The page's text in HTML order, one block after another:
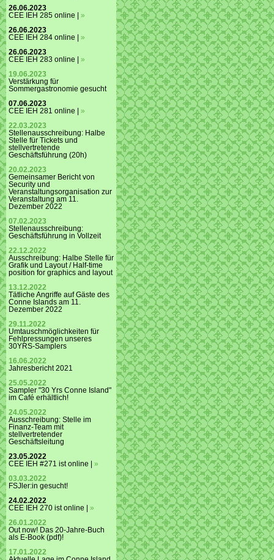
26.06.2023
CEE IEH 285 online | »
26.06.2023
CEE IEH 284 online | »
26.06.2023
CEE IEH 283 online | »
19.06.2023
Verstärkung für
Sommergastronomie gesucht
07.06.2023
CEE IEH 281 online | »
22.03.2023
Stellenausschreibung: Halbe
Stelle für Tickets und
stellvertretende
Geschäftsführung (20h)
20.02.2023
Gemeinsamer Bericht von
Security und
Veranstaltungsorganisation zur
Veranstaltung am 11.
Dezember 2022
07.02.2023
Stellenausschreibung:
Geschäftsführung in Vollzeit
22.12.2022
Ausschreibung: Halbe Stelle für
Grafik und Layout / Half-time
position for graphics and layout
13.12.2022
Tätliche Angriffe auf Gäste des
Conne Islands am 11.
Dezember 2022
29.11.2022
Umtauschmöglichkeiten für
Fehlpressungen unseres
30YRS-Samplers
16.06.2022
Jahresbericht 2021
25.05.2022
Sampler "30 Yrs Conne Island"
im Café erhältlich!
24.05.2022
Ausschreibung: Stelle im
Finanz-Team mit
stellvertretender
Geschäftsleitung
23.05.2022
CEE IEH #271 ist online | »
03.03.2022
FSJler:in gesucht!
24.02.2022
CEE IEH 270 ist online | »
26.01.2022
Out now! Das 20-Jahre-Buch
als E-Book (pdf)!
17.01.2022